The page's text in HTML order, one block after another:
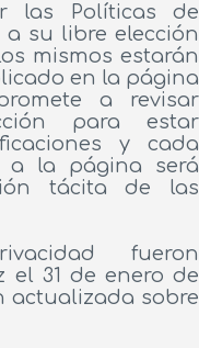
las Políticas de
su libre elección
mismos estarán
en la página
a revisar
para estar
y cada
a la página será
tácita de las
fueron
el 31 de enero de
actualizada sobre